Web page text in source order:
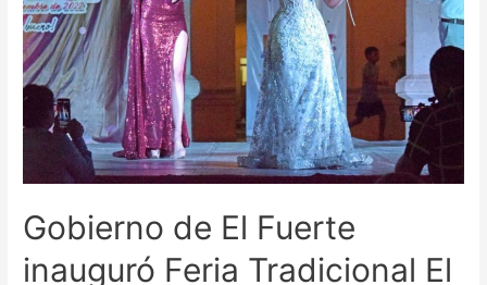
Gobierno de El Fuerte
inauguró Feria Tradicional El